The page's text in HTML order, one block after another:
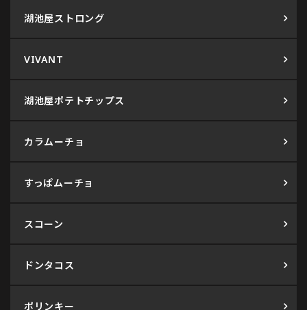
湖池屋ストロング
VIVANT
湖池屋ポテトチップス
カラムーチョ
すっぱムーチョ
スコーン
ドンタコス
ポリンキー